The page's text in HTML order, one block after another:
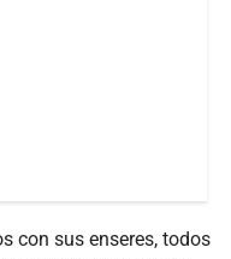
con sus enseres, todos